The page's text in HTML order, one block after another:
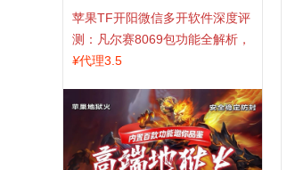
苹果TF开阳微信多开软件深度评
测：凡尔赛8069包功能全解析，
TestFlight稳定版上架，激活认准
¥代理3.5